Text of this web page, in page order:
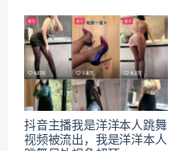
抖音主播我是洋洋本人跳舞
视频被流出，我是洋洋本人